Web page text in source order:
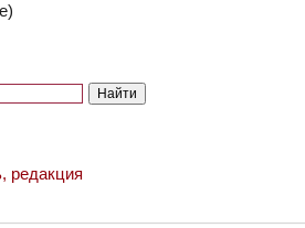
редакция